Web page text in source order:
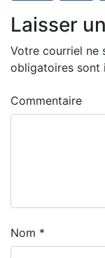
Laisser
Votre courriel ne
obligatoires sont
Commentaire
Nom *